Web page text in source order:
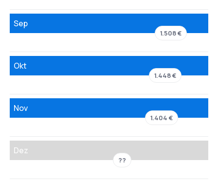
Sep
1.508 €
Okt
1.448 €
Nov
1.404 €
Dez
??